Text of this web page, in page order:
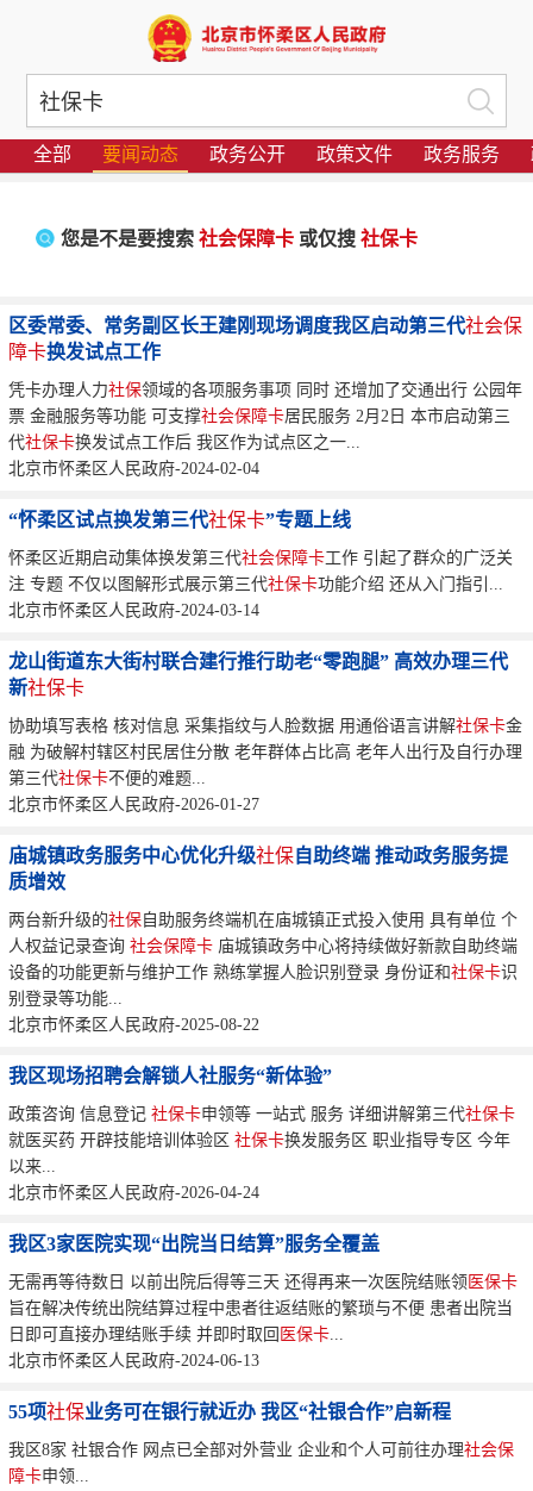
全部 要闻动态 政务公开 政策文件 政务服务
您是不是要搜索 社会保障卡 或仅搜 社保卡
区委常委、常务副区长王建刚现场调度我区启动第三代社会保
障卡换发试点工作
凭卡办理人力社保领域的各项服务事项 同时 还增加了交通出行 公园年
票 金融服务等功能 可支撑社会保障卡居民服务 2月2日 本市启动第三
代社保卡换发试点工作后 我区作为试点区之一...
北京市怀柔区人民政府-2024-02-04
“怀柔区试点换发第三代社保卡”专题上线
怀柔区近期启动集体换发第三代社会保障卡工作 引起了群众的广泛关
注 专题 不仅以图解形式展示第三代社保卡功能介绍 还从入门指引...
北京市怀柔区人民政府-2024-03-14
龙山街道东大街村联合建行推行助老“零跑腿” 高效办理三代
新社保卡
协助填写表格 核对信息 采集指纹与人脸数据 用通俗语言讲解社保卡金
融 为破解村辖区村民居住分散 老年群体占比高 老年人出行及自行办理
第三代社保卡不便的难题...
北京市怀柔区人民政府-2026-01-27
庙城镇政务服务中心优化升级社保自助终端 推动政务服务提
质增效
两台新升级的社保自助服务终端机在庙城镇正式投入使用 具有单位 个
人权益记录查询 社会保障卡 庙城镇政务中心将持续做好新款自助终端
设备的功能更新与维护工作 熟练掌握人脸识别登录 身份证和社保卡识
别登录等功能...
北京市怀柔区人民政府-2025-08-22
我区现场招聘会解锁人社服务“新体验”
政策咨询 信息登记 社保卡申领等 一站式 服务 详细讲解第三代社保卡
就医买药 开辟技能培训体验区 社保卡换发服务区 职业指导专区 今年
以来...
北京市怀柔区人民政府-2026-04-24
我区3家医院实现“出院当日结算”服务全覆盖
无需再等待数日 以前出院后得等三天 还得再来一次医院结账领医保卡
旨在解决传统出院结算过程中患者往返结账的繁琐与不便 患者出院当
日即可直接办理结账手续 并即时取回 医保卡
北京市怀柔区人民政府-2024-06-13
55项社保业务可在银行就近办 我区“社银合作”启新程
我区8家 社银合作 网点已全部对外营业 企业和个人可前往办理社会保
障卡申领...